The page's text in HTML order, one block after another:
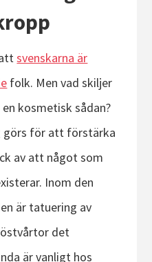
attsvenskarna är
folk. Men vad skiljer
kosmetisk sådan?
görs för att förstärka
av att något som
Inom den
är tatuering av
det
är vanligt hos